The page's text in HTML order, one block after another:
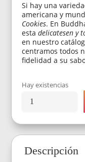
Si hay una
americana y
Cookies. En
estadelicatesen y
en nuestro
centramos todos
fidelidad a su
Hay existencias
Semillas
Seeds
Buddha
Feminizada
Descripción